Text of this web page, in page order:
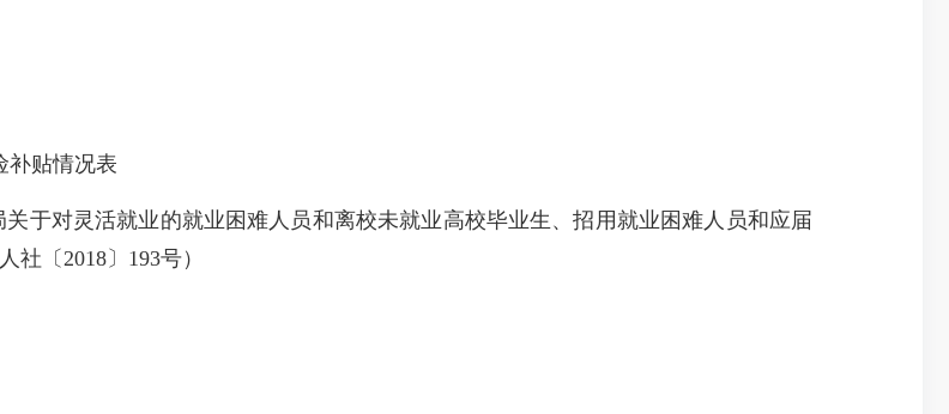
贴情况表
灵活就业的就业困难人员和离校未就业高校毕业生、招用就业困难人员和应届
〔2018〕193号）